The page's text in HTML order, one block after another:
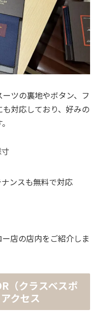
ツの裏地やボタン、フ
対応しており、好みの
ンスも無料で対応
店の店内をご紹介しま
（クラスベスポ
クセス